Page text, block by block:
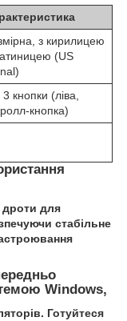
з кирилицею
(US
кнопки (ліва,
кнопка)
дроти для
стабільне
Windows,
Готуйтеся